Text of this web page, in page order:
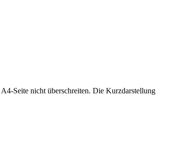
Seite nicht überschreiten. Die Kurzdarstellung